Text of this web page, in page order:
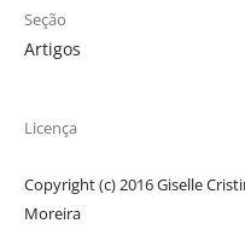
Seção
Artigos
Licença
Copyright (c) 2016 Giselle
Moreira